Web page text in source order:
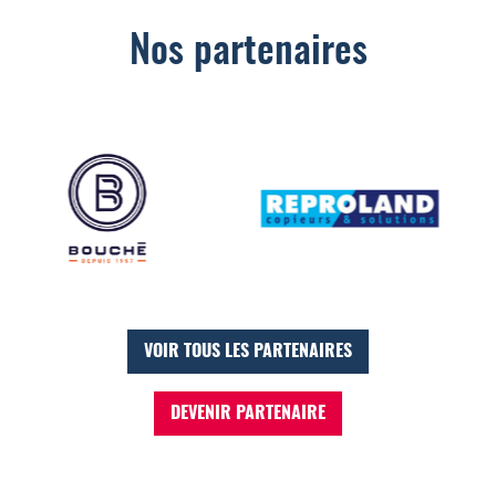
Nos partenaires
VOIR TOUS LES PARTENAIRES
DEVENIR PARTENAIRE